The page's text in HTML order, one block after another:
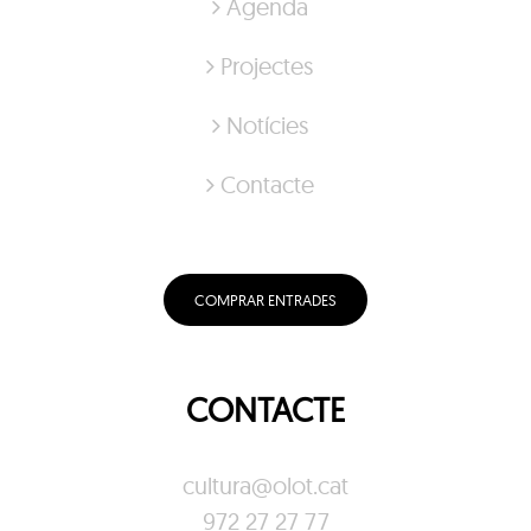
Agenda
Projectes
Notícies
Contacte
COMPRAR ENTRADES
CONTACTE
cultura@olot.cat
972 27 27 77